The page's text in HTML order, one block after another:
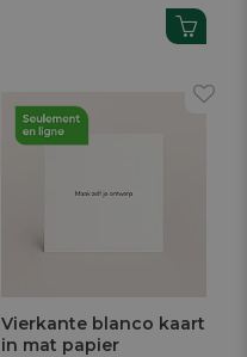
Vierkante blanco kaart
in mat papier